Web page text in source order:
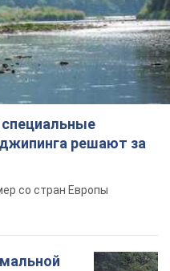
решают за
со стран Европы